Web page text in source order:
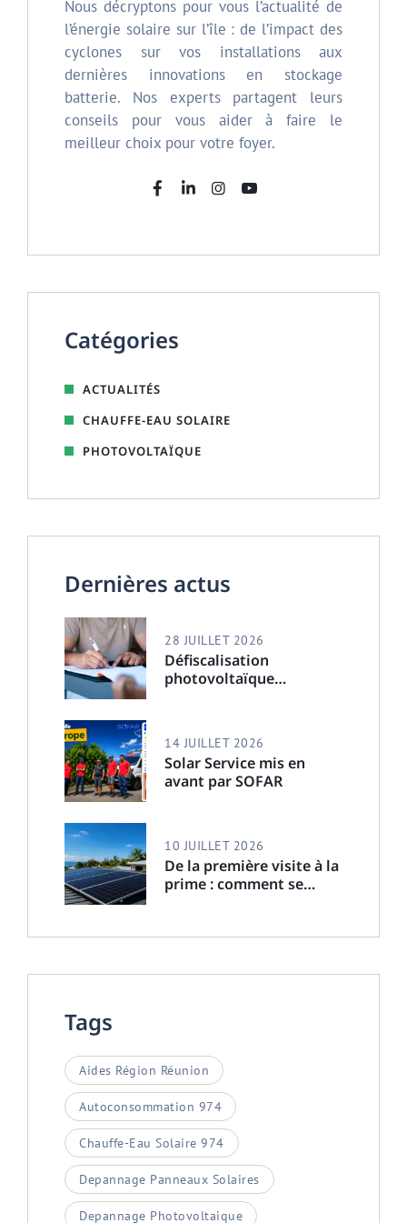
Nous décryptons pour vous l’actualité de
l’énergie solaire sur l’île : de l’impact des
cyclones sur vos installations aux
dernières innovations en stockage
batterie. Nos experts partagent leurs
conseils pour vous aider à faire le
meilleur choix pour votre foyer.
Catégories
ACTUALITÉS
CHAUFFE-EAU SOLAIRE
PHOTOVOLTAÏQUE
Dernières actus
Défiscalisation
photovoltaïque
28 JUILLET 2026
Solar Service mis en
avant par SOFAR
14 JUILLET 2026
De la première visite à la
prime : comment se
à La Réunion ?
10 JUILLET 2026
Tags
Aides Région Réunion
Autoconsommation 974
Chauffe-Eau Solaire 974
Depannage Panneaux Solaires
Depannage Photovoltaique